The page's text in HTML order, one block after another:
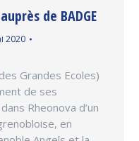
de BADGE
2020
Grandes Ecoles)
de ses
Rheonova d’un
en